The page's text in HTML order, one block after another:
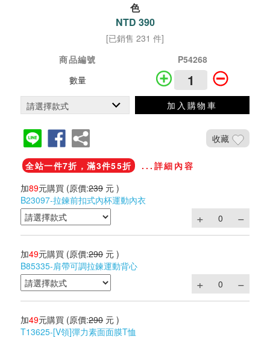
色
NTD 390
[已銷售 231 件]
商品編號
P54268
數量
加入購物車
收藏
全站一件7折，滿3件55折
...詳細內容
加89元購買 (原價:239 元 )
B23097-拉鍊前扣式內杯運動內衣
加49元購買 (原價:290 元 )
B85335-肩帶可調拉鍊運動背心
加49元購買 (原價:290 元 )
T13625-[V領]彈力素面面膜T恤